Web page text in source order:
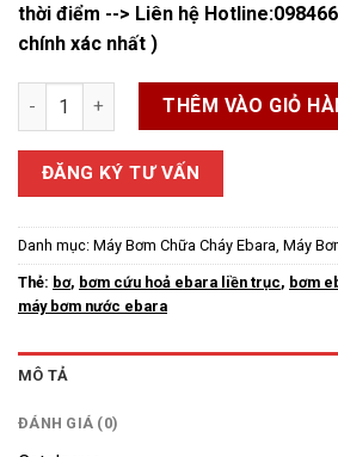
thời điểm --> Liên hệ Hotline:
chính xác nhất )
Máy bơm chữa cháy Ebara liền trục số
THÊM VÀO GIỎ
ĐĂNG KÝ TƯ VẤN
Danh mục: Máy Bơm Chữa Cháy Ebara, Máy
Thẻ: bơ, bơm cứu hoả ebara liền trục, bơm
máy bơm nước ebara
MÔ TẢ
ĐÁNH GIÁ (0)